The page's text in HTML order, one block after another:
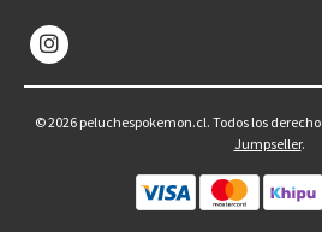
© 2026 peluchespokemon.cl. Todos los
Jumpseller.